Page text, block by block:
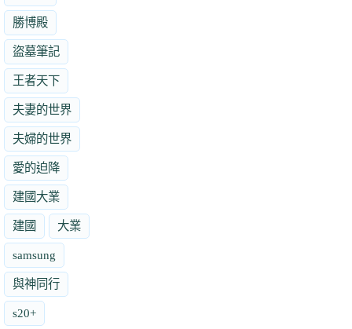
勝博殿
盜墓筆記
王者天下
夫妻的世界
夫婦的世界
愛的迫降
建國大業
建國 大業
samsung
與神同行
s20+